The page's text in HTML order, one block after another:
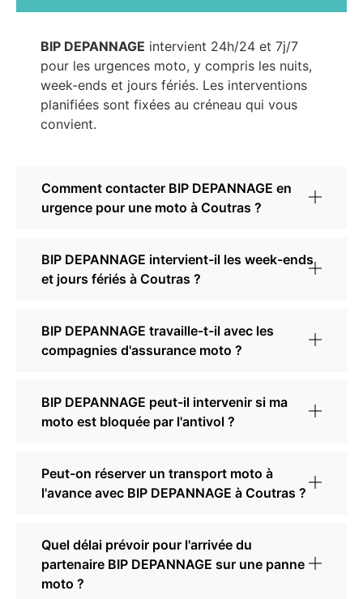
BIP DEPANNAGE intervient 24h/24 et 7j/7
pour les urgences moto, y compris les nuits,
week-ends et jours fériés. Les interventions
planifiées sont fixées au créneau qui vous
convient.
Comment contacter BIP DEPANNAGE en
urgence pour une moto à Coutras ?
BIP DEPANNAGE intervient-il les week-ends
et jours fériés à Coutras ?
BIP DEPANNAGE travaille-t-il avec les
compagnies d'assurance moto ?
BIP DEPANNAGE peut-il intervenir si ma
moto est bloquée par l'antivol ?
Peut-on réserver un transport moto à
l'avance avec BIP DEPANNAGE à Coutras ?
Quel délai prévoir pour l'arrivée du
partenaire BIP DEPANNAGE sur une panne
moto ?